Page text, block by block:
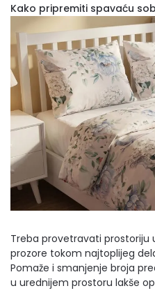
Kako pripremiti spavaću
Treba provetravati
prozore tokom najtoplijeg
Pomaže i smanjenje broja
u urednijem prostoru lakše